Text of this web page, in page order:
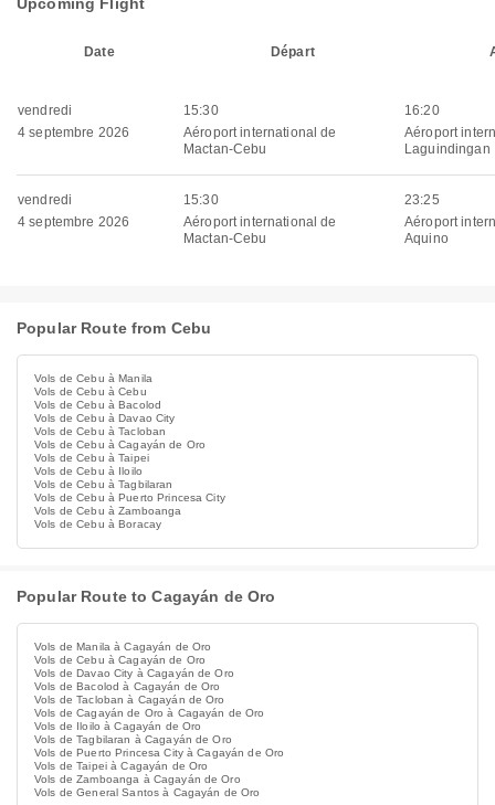
Date Départ
vendredi
4 septembre 2026
15:30
Aéroport international de
Mactan-Cebu
16:20
Aéroport
Laguindingan
vendredi
4 septembre 2026
15:30
Aéroport international de
Mactan-Cebu
23:25
Aéroport
Aquino
Popular Route from Cebu
Vols de Cebu à Manila
Vols de Cebu à Cebu
Vols de Cebu à Bacolod
Vols de Cebu à Davao City
Vols de Cebu à Tacloban
Vols de Cebu à Cagayán de Oro
Vols de Cebu à Taipei
Vols de Cebu à Iloilo
Vols de Cebu à Tagbilaran
Vols de Cebu à Puerto Princesa City
Vols de Cebu à Zamboanga
Vols de Cebu à Boracay
Popular Route to Cagayán de Oro
Vols de Manila à Cagayán de Oro
Vols de Cebu à Cagayán de Oro
Vols de Davao City à Cagayán de Oro
Vols de Bacolod à Cagayán de Oro
Vols de Tacloban à Cagayán de Oro
Vols de Cagayán de Oro à Cagayán de Oro
Vols de Iloilo à Cagayán de Oro
Vols de Tagbilaran à Cagayán de Oro
Vols de Puerto Princesa City à Cagayán de Oro
Vols de Taipei à Cagayán de Oro
Vols de Zamboanga à Cagayán de Oro
Vols de General Santos à Cagayán de Oro